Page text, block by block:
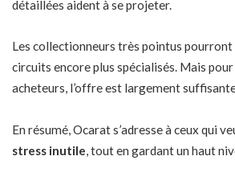
détaillées aident à se projeter.
Les collectionneurs très pointus
circuits encore plus spécialisés. Mais
acheteurs, l’offre est largement
En résumé, Ocarat s’adresse à ceux qui
stress inutile, tout en gardant un haut